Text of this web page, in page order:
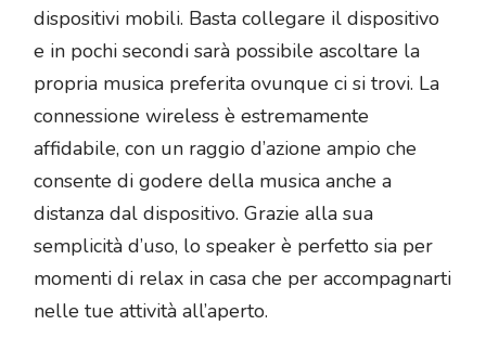
dispositivi mobili. Basta collegare il dispositivo
e in pochi secondi sarà possibile ascoltare la
propria musica preferita ovunque ci si trovi. La
connessione wireless è estremamente
affidabile, con un raggio d’azione ampio che
consente di godere della musica anche a
distanza dal dispositivo. Grazie alla sua
semplicità d’uso, lo speaker è perfetto sia per
momenti di relax in casa che per accompagnarti
nelle tue attività all’aperto.